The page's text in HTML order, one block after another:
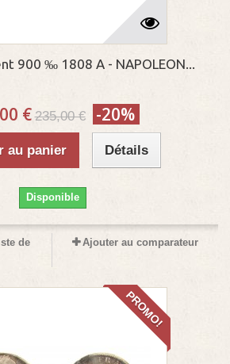
900 ‰ 1808 A - NAPOLEON...
€ 235,00 € -20%
au panier Détails
Disponible
de
Ajouter au comparateur
PROMO!